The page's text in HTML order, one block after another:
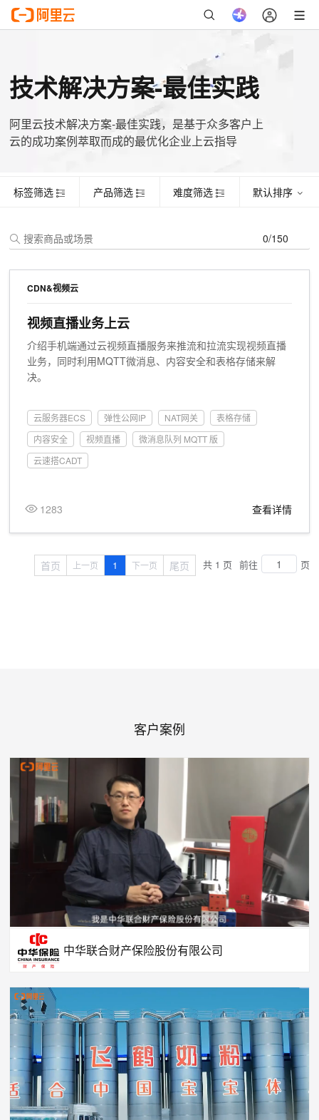
技术解决方案-最佳实践
阿里云技术解决方案-最佳实践，是基于众多客户上
云的成功案例萃取而成的最优化企业上云指导
标签筛选 产品筛选 难度筛选 默认排序
0/150
CDN&视频云
视频直播业务上云
介绍手机端通过云视频直播服务来推流和拉流实现视频直播
业务，同时利用MQTT微消息、内容安全和表格存储来解
决。
云服务器ECS 弹性公网IP NAT网关
表格存储
内容安全
视频直播
微消息队列 MQTT 版
云速搭CADT
1283 查看详情
首页 上一页 1 下一页 尾页 共 1 页 前往 页
客户案例
中华联合财产保险股份有限公司
标签筛选 难度筛选 默认排序
书名称 主题 姓名 手机号 起始时间 有效期